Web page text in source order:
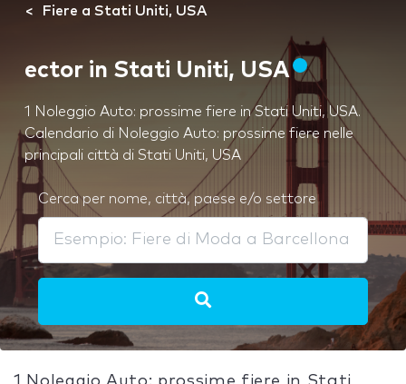
Fiere a Stati Uniti, USA
ector in Stati Uniti, USA
1 Noleggio Auto: prossime fiere in Stati Uniti, USA.
Calendario di Noleggio Auto: prossime fiere nelle
principali città di Stati Uniti, USA
Cerca per nome, città, paese e/o settore